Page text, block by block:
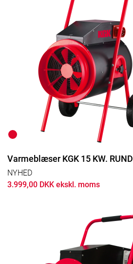
Varmeblæser KGK 15 KW. RUND
NYHED
3.999,00 DKK ekskl. moms